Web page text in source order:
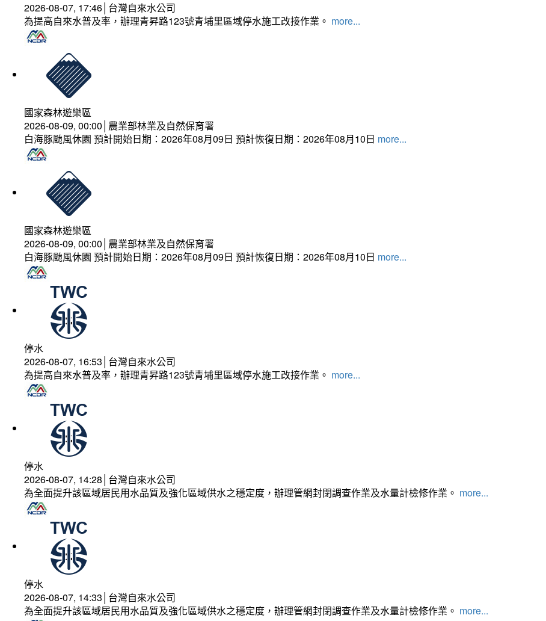
2026-08-07, 17:46│台灣自來水公司
為提高自來水普及率，辦理青昇路123號青埔里區域停水施工改接作業。 more...
國家森林遊樂區
2026-08-09, 00:00│農業部林業及自然保育署
白海豚颱風休園 預計開始日期：2026年08月09日 預計恢復日期：2026年08月10日 more...
國家森林遊樂區
2026-08-09, 00:00│農業部林業及自然保育署
白海豚颱風休園 預計開始日期：2026年08月09日 預計恢復日期：2026年08月10日 more...
停水
2026-08-07, 16:53│台灣自來水公司
為提高自來水普及率，辦理青昇路123號青埔里區域停水施工改接作業。 more...
停水
2026-08-07, 14:28│台灣自來水公司
為全面提升該區域居民用水品質及強化區域供水之穩定度，辦理管網封閉調查作業及水量計檢修作業。 more...
停水
2026-08-07, 14:33│台灣自來水公司
為全面提升該區域居民用水品質及強化區域供水之穩定度，辦理管網封閉調查作業及水量計檢修作業。 more...